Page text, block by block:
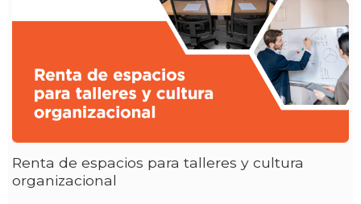
Renta de espacios para talleres y cultura
organizacional